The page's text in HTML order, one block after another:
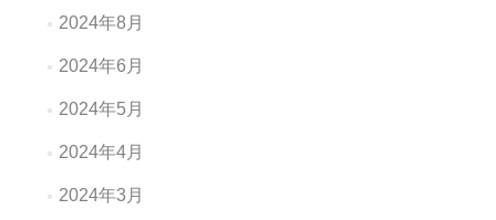
2024年8月
2024年6月
2024年5月
2024年4月
2024年3月